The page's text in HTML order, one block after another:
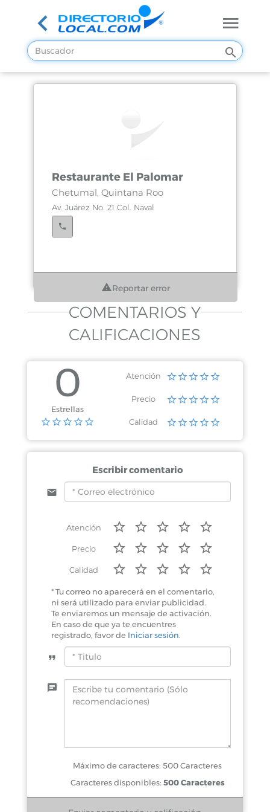
Restaurante El Palomar
Chetumal, Quintana Roo
Av. Juárez No. 21 Col. Naval
Reportar error
COMENTARIOS Y
CALIFICACIONES
0
Estrellas
Atención
Precio
Calidad
Escribir comentario
Atención
Precio
Calidad
* Tu correo no aparecerá en el comentario,
ni será utilizado para enviar publicidad.
Te enviaremos un mensaje de activación.
En caso de que ya te encuentres
registrado, favor de Iniciar sesión.
Máximo de caracteres: 500 Caracteres
Caracteres disponibles: 500 Caracteres